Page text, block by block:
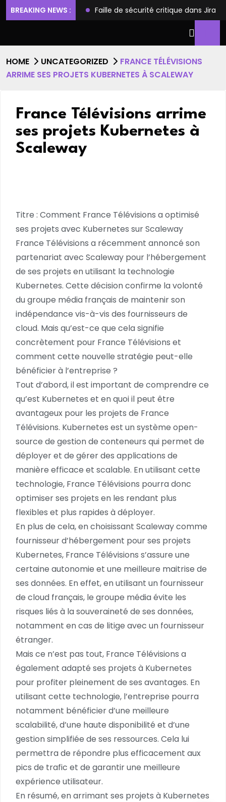
BREAKING NEWS :
et l’accès root Faille de sécurité critique dans Jira
HOME UNCATEGORIZED
FRANCE TÉLÉVISIONS
ARRIME SES PROJETS KUBERNETES À SCALEWAY
France Télévisions arrime
ses projets Kubernetes à
Scaleway
Titre : Comment France Télévisions a optimisé
ses projets avec Kubernetes sur Scaleway
France Télévisions a récemment annoncé son
partenariat avec Scaleway pour l’hébergement
de ses projets en utilisant la technologie
Kubernetes. Cette décision confirme la volonté
du groupe média français de maintenir son
indépendance vis-à-vis des fournisseurs de
cloud. Mais qu’est-ce que cela signifie
concrètement pour France Télévisions et
comment cette nouvelle stratégie peut-elle
bénéficier à l’entreprise ?
Tout d’abord, il est important de comprendre ce
qu’est Kubernetes et en quoi il peut être
avantageux pour les projets de France
Télévisions. Kubernetes est un système open-
source de gestion de conteneurs qui permet de
déployer et de gérer des applications de
manière efficace et scalable. En utilisant cette
technologie, France Télévisions pourra donc
optimiser ses projets en les rendant plus
flexibles et plus rapides à déployer.
En plus de cela, en choisissant Scaleway comme
fournisseur d’hébergement pour ses projets
Kubernetes, France Télévisions s’assure une
certaine autonomie et une meilleure maitrise de
ses données. En effet, en utilisant un fournisseur
de cloud français, le groupe média évite les
risques liés à la souveraineté de ses données,
notamment en cas de litige avec un fournisseur
étranger.
Mais ce n’est pas tout, France Télévisions a
également adapté ses projets à Kubernetes
pour profiter pleinement de ses avantages. En
utilisant cette technologie, l’entreprise pourra
notamment bénéficier d’une meilleure
scalabilité, d’une haute disponibilité et d’une
gestion simplifiée de ses ressources. Cela lui
permettra de répondre plus efficacement aux
pics de trafic et de garantir une meilleure
expérience utilisateur.
En résumé, en arrimant ses projets à Kubernetes